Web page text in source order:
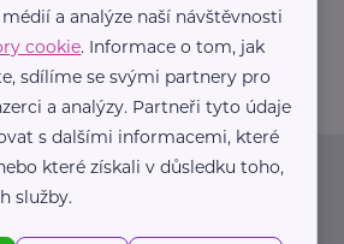
potreby.cz
a analýze naší návštěvnosti
cookie. Informace o tom, jak
sdílíme se svými partnery pro
a analýzy. Partneři tyto údaje
s dalšími informacemi, které
které získali v důsledku toho,
služby.